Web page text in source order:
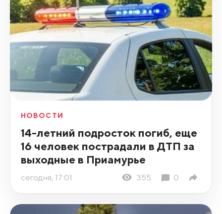
НОВОСТИ
14-летний подросток погиб, еще
16 человек пострадали в ДТП за
выходные в Приамурье
сегодня, 17:01 355 0